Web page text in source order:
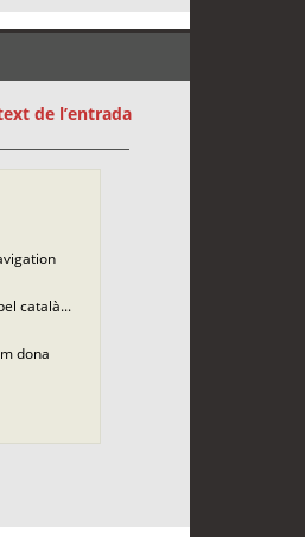
de l’entrada
català...
dona